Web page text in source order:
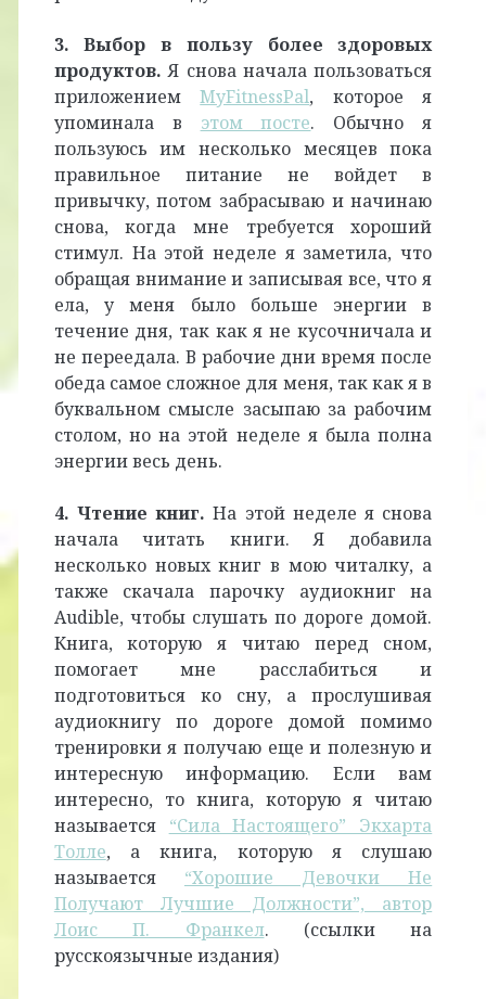
3. Выбор в пользу более здоровых
продуктов. Я снова начала пользоваться
приложениемMyFitnessPal, которое я
упоминала в этом посте. Обычно я
пользуюсь им несколько месяцев пока
правильное питание не войдет в
привычку, потом забрасываю и начинаю
снова, когда мне требуется хороший
стимул. На этой неделе я заметила, что
обращая внимание и записывая все, что я
ела, у меня было больше энергии в
течение дня, так как я не кусочничала и
не переедала. В рабочие дни время после
обеда самое сложное для меня, так как я в
буквальном смысле засыпаю за рабочим
столом, но на этой неделе я была полна
энергии весь день.
4. Чтение книг. На этой неделе я снова
начала читать книги. Я добавила
несколько новых книг в мою читалку, а
также скачала парочку аудиокниг на
Audible, чтобы слушать по дороге домой.
Книга, которую я читаю перед сном,
помогает мне расслабиться и
подготовиться ко сну, а прослушивая
аудиокнигу по дороге домой помимо
тренировки я получаю еще и полезную и
интересную информацию. Если вам
интересно, то книга, которую я читаю
называется “Сила Настоящего” Экхарта
Толле, а книга, которую я слушаю
называется “Хорошие Девочки Не
Получают Лучшие Должности”, автор
Лоис П. Франкел. (ссылки на
русскоязычные издания)